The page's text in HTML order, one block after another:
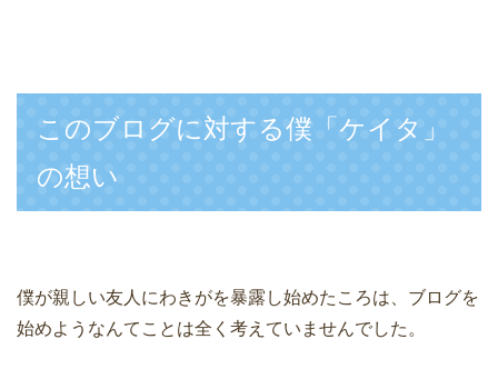
このブログに対する僕「ケイタ」
の想い
僕が親しい友人にわきがを暴露し始めたころは、ブログを
始めようなんてことは全く考えていませんでした。